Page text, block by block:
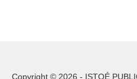
Copyright © 2026 - ISTOÉ